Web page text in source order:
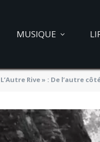
MUSIQUE
L’Autre Rive » : De l’autre